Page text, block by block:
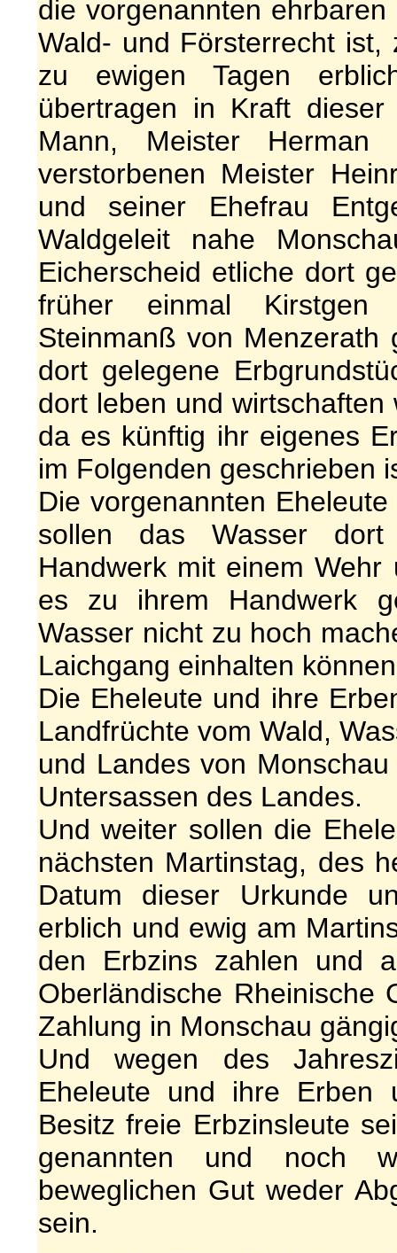
die vorgenannten
Wald- und Försterrecht
zu ewigen Tagen
übertragen in Kraft
Mann, Meister Herman
verstorbenen Meister
und seiner Ehefrau
Waldgeleit nahe
Eicherscheid etliche dort
früher einmal Kirstgen
Steinmanß von Menzerath
dort gelegene
dort leben und
da es künftig ihr eigenes
im Folgenden geschrieben
Die vorgenannten
sollen das Wasser
Handwerk mit einem
es zu ihrem Handwerk
Wasser nicht zu hoch
Laichgang einhalten
Die Eheleute und ihre
Landfrüchte vom Wald,
und Landes von
Untersassen des Landes.
Und weiter sollen die
nächsten Martinstag, des
Datum dieser Urkunde
erblich und ewig am
den Erbzins zahlen und
Oberländische
Zahlung in Monschau
Und wegen des
Eheleute und ihre Erben
Besitz freie Erbzinsleute
genannten und noch
beweglichen Gut weder
sein.